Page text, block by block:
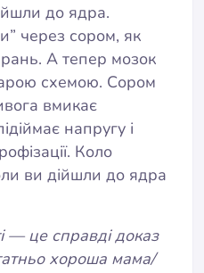
до ядра.
через сором, як
А тепер мозок
схемою. Сором
вмикає
напругу і
Коло
ви дійшли до ядра
— це справді доказ
хороша мама/